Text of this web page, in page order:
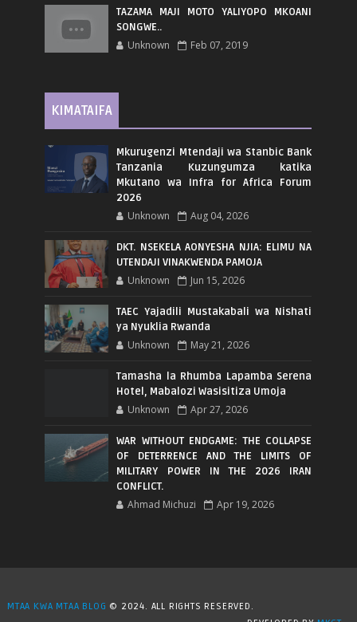
TAZAMA MAJI MOTO YALIYOPO MKOANI
SONGWE..
Unknown Feb 07, 2019
KIMATAIFA
Mkurugenzi Mtendaji wa Stanbic Bank
Tanzania Kuzungumza katika
Mkutano wa Infra for Africa Forum
2026
Unknown Aug 04, 2026
DKT. NSEKELA AONYESHA NJIA: ELIMU NA
UTENDAJI VINAKWENDA PAMOJA
Unknown Jun 15, 2026
TAEC Yajadili Mustakabali wa Nishati
ya Nyuklia Rwanda
Unknown May 21, 2026
Tamasha la Rhumba Lapamba Serena
Hotel, Mabalozi Wasisitiza Umoja
Unknown Apr 27, 2026
WAR WITHOUT ENDGAME: THE COLLAPSE
OF DETERRENCE AND THE LIMITS OF
MILITARY POWER IN THE 2026 IRAN
CONFLICT.
Ahmad Michuzi Apr 19, 2026
MTAA KWA MTAA BLOG © 2024. ALL RIGHTS RESERVED.